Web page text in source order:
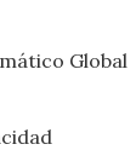
Global